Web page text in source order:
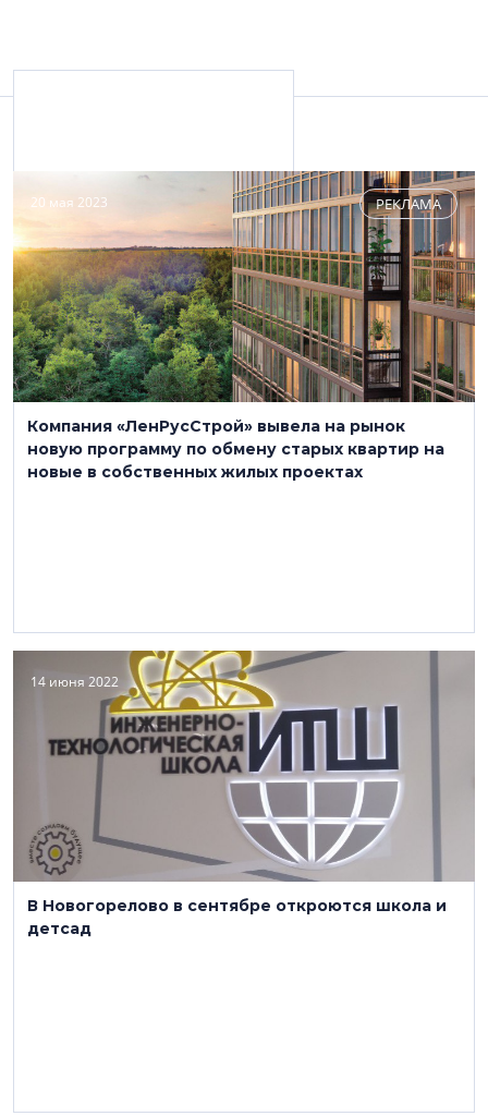
СК «Лиговский канал»
+7 (812) 456-24-56
novogorelovo.org
20 мая 2023 РЕКЛАМА
Компания «ЛенРусСтрой» вывела на рынок
новую программу по обмену старых квартир на
новые в собственных жилых проектах
14 июня 2022
В Новогорелово в сентябре откроются школа и
детсад